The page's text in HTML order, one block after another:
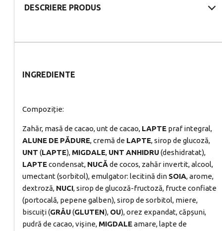
DESCRIERE PRODUS
INGREDIENTE
Compoziție:
Zahăr, masă de cacao, unt de cacao, LAPTE praf integral,
ALUNE DE PĂDURE, cremă de LAPTE, sirop de glucoză,
UNT (LAPTE), MIGDALE, UNT ANHIDRU(deshidratat),
LAPTEcondensat, NUCĂde cocos, zahăr invertit, alcool,
umectant (sorbitol), emulgator: lecitină din SOIA, arome,
dextroză, NUCI, sirop de glucoză-fructoză, fructe confiate
(portocală, pepene galben), sirop de sorbitol, miere,
biscuiți (GRÂU(GLUTEN), OU), orez expandat, căpșuni,
pudră de cacao, vișine, MIGDALEamare, lapte de